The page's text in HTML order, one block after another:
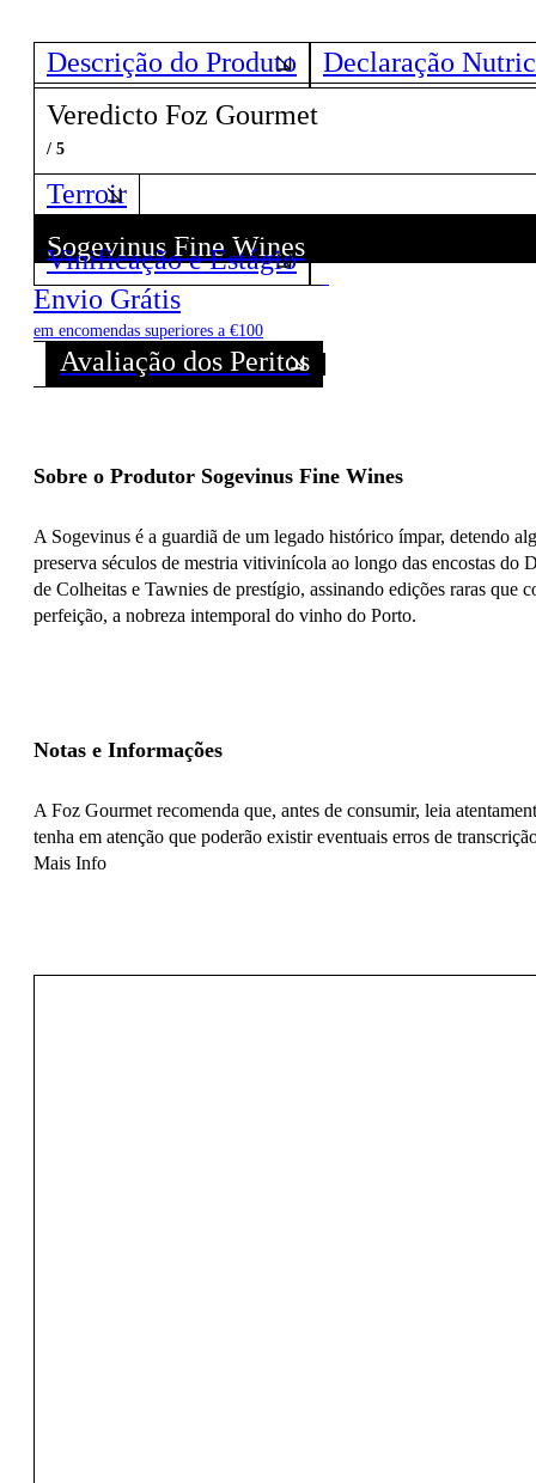
Descrição do Produto
Declaração
Veredicto Foz Gourmet
/ 5
Terroir
Sogevinus Fine Wines
Descubra todos os Vinhos deste Produtor!
Vinificação e Estágio
Envio Grátis
em encomendas superiores a €100
Avaliação dos Peritos
Sobre o Produtor Sogevinus Fine Wines
A Sogevinus é a guardiã de um legado histórico ímpar, detendo
preserva séculos de mestria vitivinícola ao longo das encostas do
de Colheitas e Tawnies de prestígio, assinando edições raras que
perfeição, a nobreza intemporal do vinho do Porto.
Notas e Informações
A Foz Gourmet recomenda que, antes de consumir, leia
tenha em atenção que poderão existir eventuais erros de
Mais Info